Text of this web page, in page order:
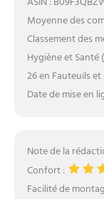
Moyenne des
Classement des
Hygiène et Santé
26 en Fauteuils
Date de mise en
Note de la
Confort :
Facilité de